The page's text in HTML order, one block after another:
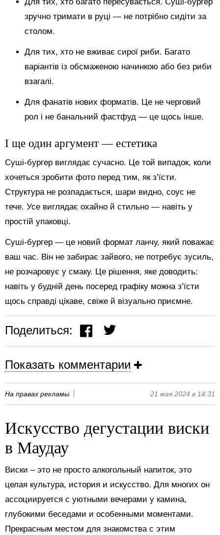
зручно тримати в руці — не потрібно сидіти за
столом.
Для тих, хто не вживає сирої риби. Багато
варіантів із обсмаженою начинкою або без риби
взагалі.
Для фанатів нових форматів. Це не черговий
рол і не банальний фастфуд — це щось інше.
І ще один аргумент — естетика
Суші-бургер виглядає сучасно. Це той випадок, коли
хочеться зробити фото перед тим, як з’їсти.
Структура не розпадається, шари видно, соус не
тече. Усе виглядає охайно й стильно — навіть у
простій упаковці.
Суші-бургер — це новий формат ланчу, який поважає
ваш час. Він не забирає зайвого, не потребує зусиль,
не розчаровує у смаку. Це рішення, яке доводить:
навіть у будній день посеред графіку можна з’їсти
щось справді цікаве, свіже й візуально приємне.
Поделиться:
Показать комментарии
На правах рекламы 21 мая 2024 в 14:31
Искусство дегустации виски
в Маудау
Виски – это не просто алкогольный напиток, это
целая культура, история и искусство. Для многих он
ассоциируется с уютными вечерами у камина,
глубокими беседами и особенными моментами.
Прекрасным местом для знакомства с этим